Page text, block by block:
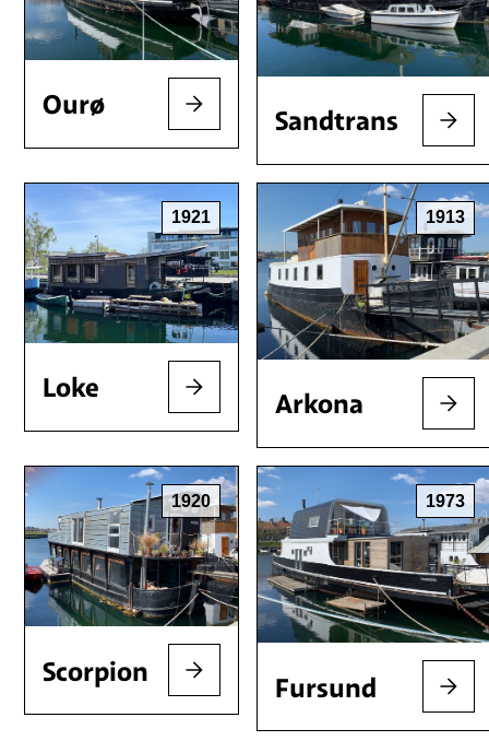
Ourø Sandtrans
1921
Loke
1913
Arkona
1920
Scorpion
1973
Fursund